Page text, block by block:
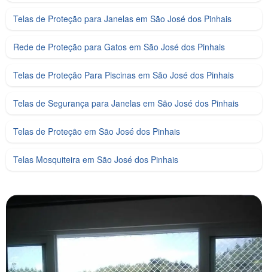
Telas de Proteção para Janelas em São José dos Pinhais
Rede de Proteção para Gatos em São José dos Pinhais
Telas de Proteção Para Piscinas em São José dos Pinhais
Telas de Segurança para Janelas em São José dos Pinhais
Telas de Proteção em São José dos Pinhais
Telas Mosquiteira em São José dos Pinhais